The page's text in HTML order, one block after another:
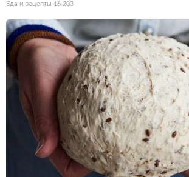
Еда и рецепты 16 203